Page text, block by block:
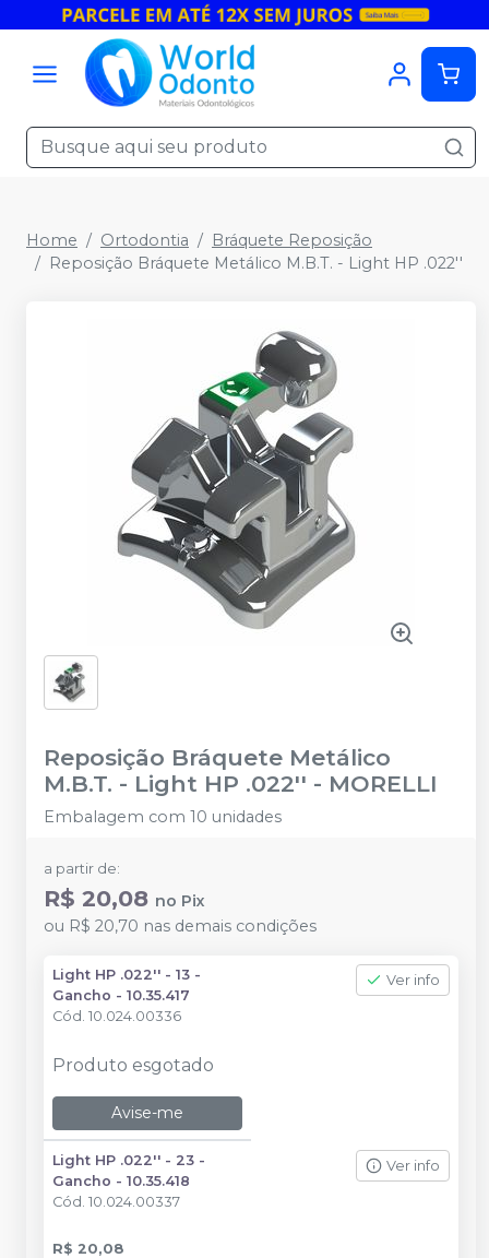
Home Ortodontia
Bráquete Reposição
Reposição Bráquete Metálico M.B.T. - Light HP .022''
Reposição Bráquete Metálico
M.B.T. - Light HP .022'' - MORELLI
Embalagem com 10 unidades
a partir de:
R$ 20,08 no Pix
ou R$ 20,70 nas demais condições
Light HP .022'' - 13 -
Gancho - 10.35.417
Cód. 10.024.00336
Ver info
Produto esgotado
Avise-me
Light HP .022'' - 23 -
Gancho - 10.35.418
Cód. 10.024.00337
Ver info
R$ 20,08